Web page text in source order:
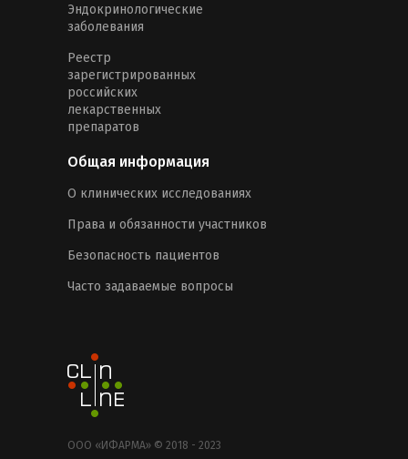
Эндокринологические
заболевания
Реестр
зарегистрированных
российских
лекарственных
препаратов
Общая информация
О клинических исследованиях
Права и обязанности участников
Безопасность пациентов
Часто задаваемые вопросы
ООО «ИФАРМА» © 2018 - 2023